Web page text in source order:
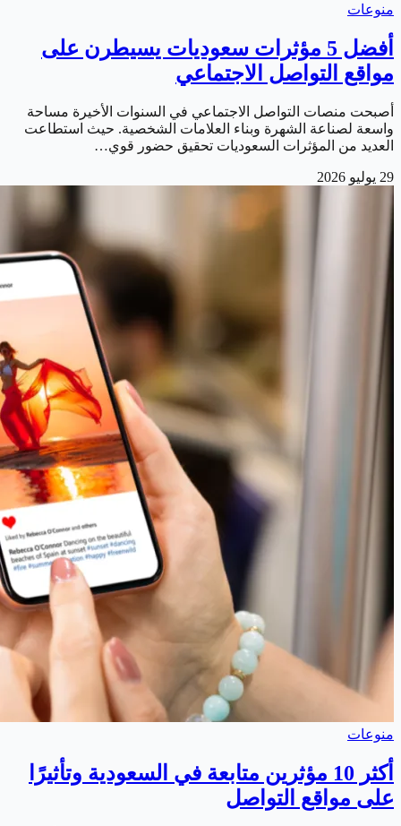
منوعات
أفضل 5 مؤثرات سعوديات يسيطرن على
مواقع التواصل الاجتماعي
أصبحت منصات التواصل الاجتماعي في السنوات الأخيرة مساحة
واسعة لصناعة الشهرة وبناء العلامات الشخصية. حيث استطاعت
العديد من المؤثرات السعوديات تحقيق حضور قوي…
29 يوليو 2026
منوعات
أكثر 10 مؤثرين متابعة في السعودية وتأثيرًا
على مواقع التواصل